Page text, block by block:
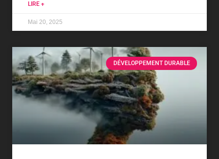
LIRE +
Mai 20, 2025
DÉVELOPPEMENT DURABLE